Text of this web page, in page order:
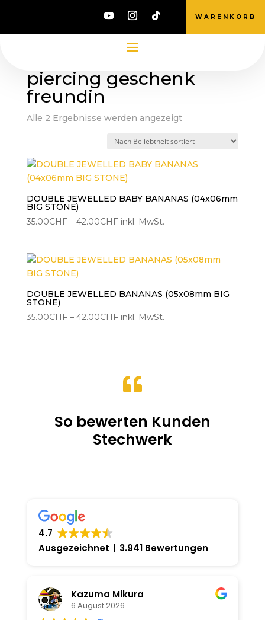
WARENKORB
/ Produkte verschlagwortet mit „piercing
piercing geschenk
freundin
Alle 2 Ergebnisse werden angezeigtNach
sortiert
DOUBLE JEWELLED BABY BANANAS (04x06mm
BIG STONE)
35.00CHF – 42.00CHFPreisspanne:
42.00CHF
inkl. MwSt.
DOUBLE JEWELLED BANANAS (05x08mm BIG
STONE)
35.00CHF – 42.00CHFPreisspanne:
inkl. MwSt.

So bewerten Kunden
Stechwerk
4.7
Ausgezeichnet
3.941 Bewertungen
Kazuma Mikura
6 August 2026